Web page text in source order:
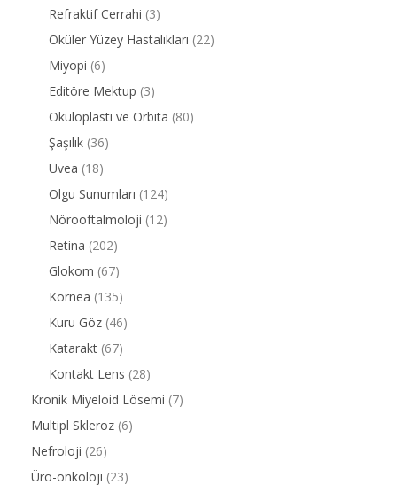
Refraktif Cerrahi (3)
Oküler Yüzey Hastalıkları (22)
Miyopi (6)
Editöre Mektup (3)
Oküloplasti ve Orbita (80)
Şaşılık (36)
Uvea (18)
Olgu Sunumları (124)
Nörooftalmoloji (12)
Retina (202)
Glokom (67)
Kornea (135)
Kuru Göz (46)
Katarakt (67)
Kontakt Lens (28)
Kronik Miyeloid Lösemi (7)
Multipl Skleroz (6)
Nefroloji (26)
Üro-onkoloji (23)